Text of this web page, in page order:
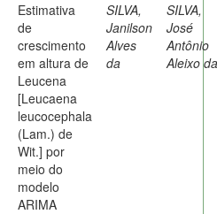
Estimativa
de
crescimento
em altura de
Leucena
[Leucaena
leucocephala
(Lam.) de
Wit.] por
meio do
modelo
ARIMA
SILVA,
Janilson
Alves
da
SILVA,
José
Antônio
Aleixo da